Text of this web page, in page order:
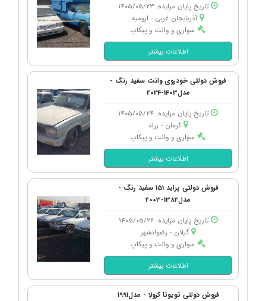
تاریخ پایان مزایده: 1405/05/23
آذربایجان غربی - ارومیه
سواری و وانت و پیکاپ
اطلاعات بیشتر
فروش دولتی خودروی وانت سفید رنگ -
مدل1403-2024
تاریخ پایان مزایده: 1405/05/24
کرمان - زرند
سواری و وانت و پیکاپ
اطلاعات بیشتر
فروش دولتی پراید 151 سفید رنگ -
مدل1382-2003
تاریخ پایان مزایده: 1405/05/26
گیلان - رضوانشهر
سواری و وانت و پیکاپ
اطلاعات بیشتر
فروش دولتی تویوتا کرولا - مدل1991